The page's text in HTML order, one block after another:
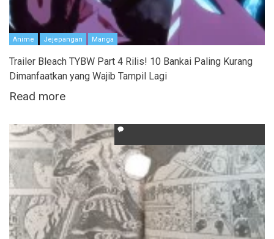
Anime Jejepangan Manga
Trailer Bleach TYBW Part 4 Rilis! 10 Bankai Paling Kurang
Dimanfaatkan yang Wajib Tampil Lagi
Read more